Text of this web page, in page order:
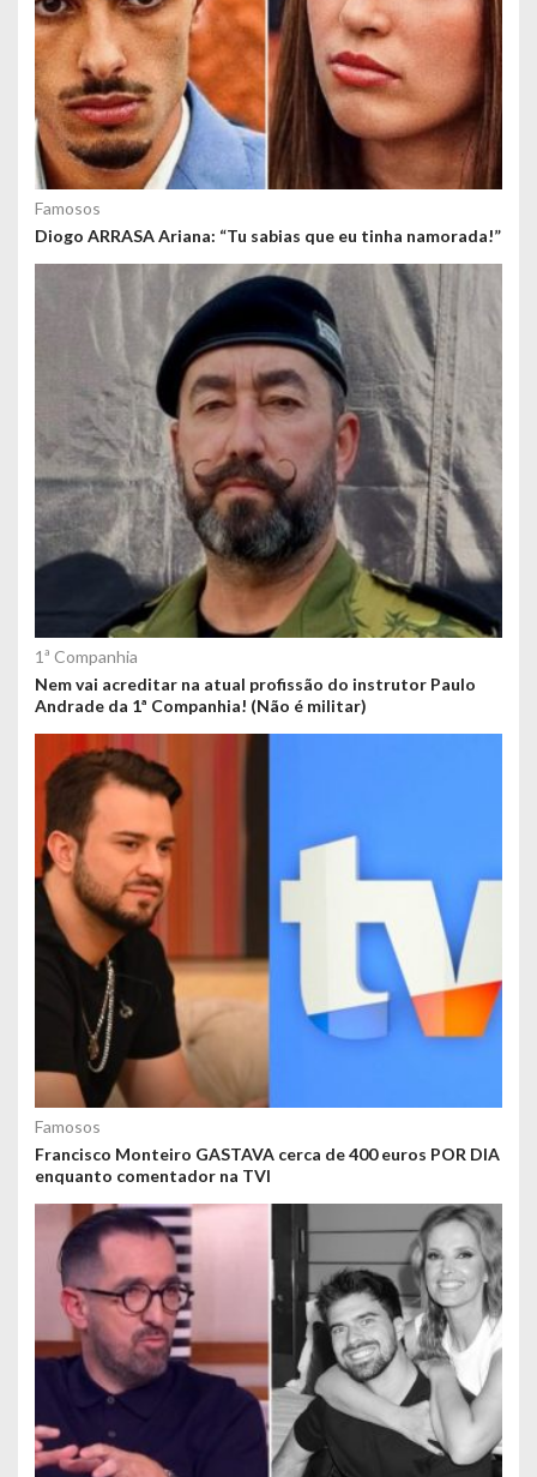
Famosos
Diogo ARRASA Ariana: “Tu sabias que eu tinha namorada!”
1ª Companhia
Nem vai acreditar na atual profissão do instrutor Paulo
Andrade da 1ª Companhia! (Não é militar)
Famosos
Francisco Monteiro GASTAVA cerca de 400 euros POR DIA
enquanto comentador na TVI